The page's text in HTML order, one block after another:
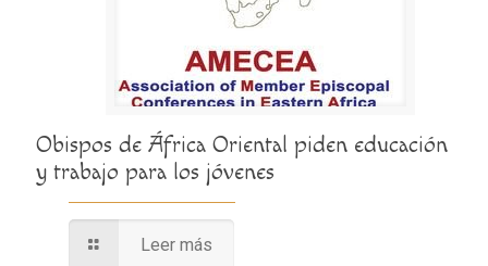
Obispos de África Oriental piden educación
y trabajo para los jóvenes
Leer más